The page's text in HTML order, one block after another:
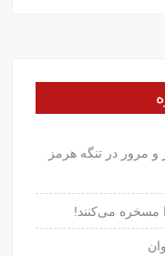
و مرور در تنگه هرمز
مسخره می‌کنند!